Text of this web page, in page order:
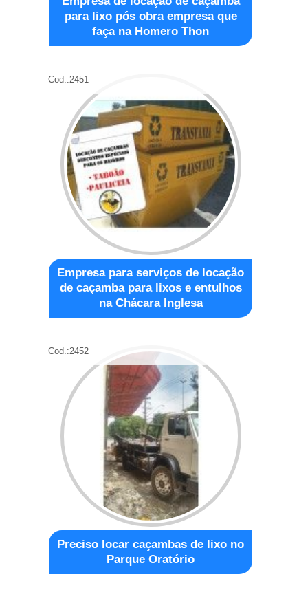
para lixo pós obra empresa que
faça na Homero Thon
Cod.:2451
Empresa para serviços de locação
de caçamba para lixos e entulhos
na Chácara Inglesa
Cod.:2452
Preciso locar caçambas de lixo no
Parque Oratório